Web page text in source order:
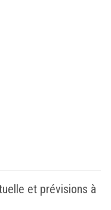
et prévisions à